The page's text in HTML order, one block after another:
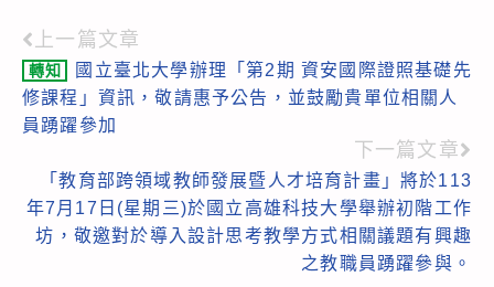
Read
more
articles
上一篇文章
轉知
國立臺北大學辦理「第2期 資安國際證照基礎先
修課程」資訊，敬請惠予公告，並鼓勵貴單位相關人
員踴躍參加
下一篇文章
「教育部跨領域教師發展暨人才培育計畫」將於113
年7月17日(星期三)於國立高雄科技大學舉辦初階工作
坊，敬邀對於導入設計思考教學方式相關議題有興趣
之教職員踴躍參與。